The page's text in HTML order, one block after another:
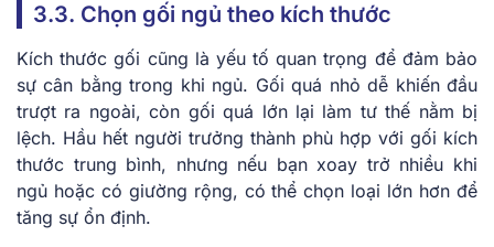
3.3. Chọn gối ngủ theo kích thước
Kích thước gối cũng là yếu tố quan trọng để đảm bảo
sự cân bằng trong khi ngủ. Gối quá nhỏ dễ khiến đầu
trượt ra ngoài, còn gối quá lớn lại làm tư thế nằm bị
lệch. Hầu hết người trưởng thành phù hợp với gối kích
thước trung bình, nhưng nếu bạn xoay trở nhiều khi
ngủ hoặc có giường rộng, có thể chọn loại lớn hơn để
tăng sự ổn định.